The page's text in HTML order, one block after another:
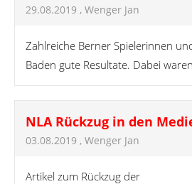
29.08.2019 , Wenger Jan
Zahlreiche Berner Spielerinnen
Baden gute Resultate. Dabei
NLA Rückzug in den
03.08.2019 , Wenger Jan
Artikel zum Rückzug der